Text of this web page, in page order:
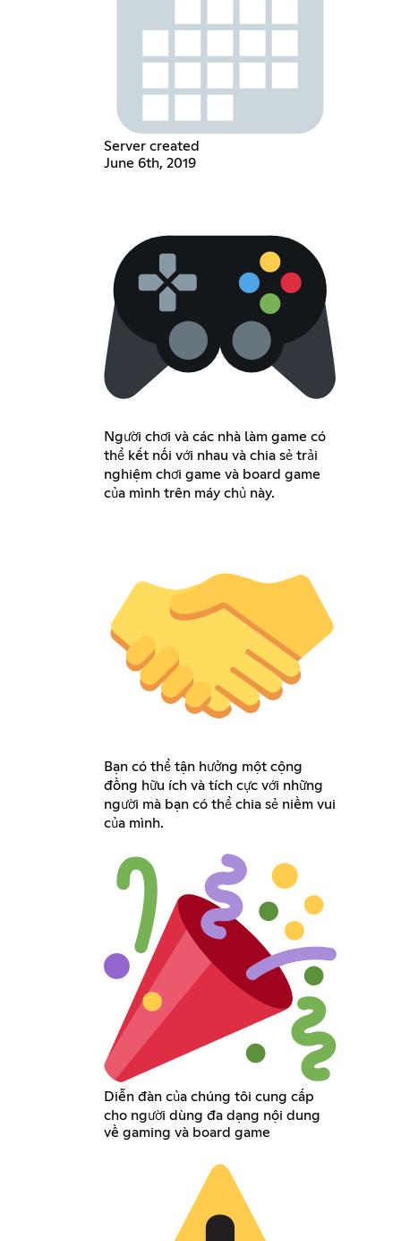
Server created
June 6th, 2019
Người chơi và các nhà làm game có
thể kết nối với nhau và chia sẻ trải
nghiệm chơi game và board game
của mình trên máy chủ này.
Bạn có thể tận hưởng một cộng
đồng hữu ích và tích cực với những
người mà bạn có thể chia sẻ niềm vui
của mình.
Diễn đàn của chúng tôi cung cấp
cho người dùng đa dạng nội dung
về gaming và board game